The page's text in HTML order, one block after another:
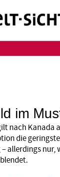
im
nach Kanada
die
allerdings nur,